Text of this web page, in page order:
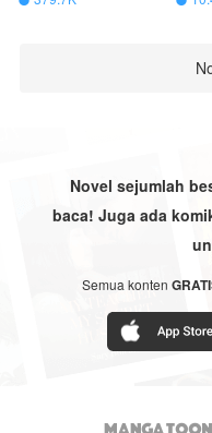
Novel sejumlah
baca! Juga ada
Semua konten